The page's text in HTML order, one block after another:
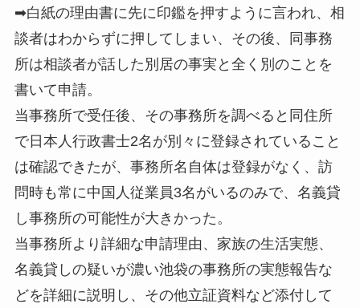
➡白紙の理由書に先に印鑑を押すように言われ、相
談者はわからずに押してしまい、その後、同事務
所は相談者が話した別居の事実と全く別のことを
書いて申請。
当事務所で受任後、その事務所を調べると同住所
で日本人行政書士2名が別々に登録されていること
は確認できたが、事務所名自体は登録がなく、訪
問時も常に中国人従業員3名がいるのみで、名義貸
し事務所の可能性が大きかった。
当事務所より詳細な申請理由、家族の生活実態、
名義貸しの疑いが濃い池袋の事務所の実態報告な
どを詳細に説明し、その他立証資料など添付して